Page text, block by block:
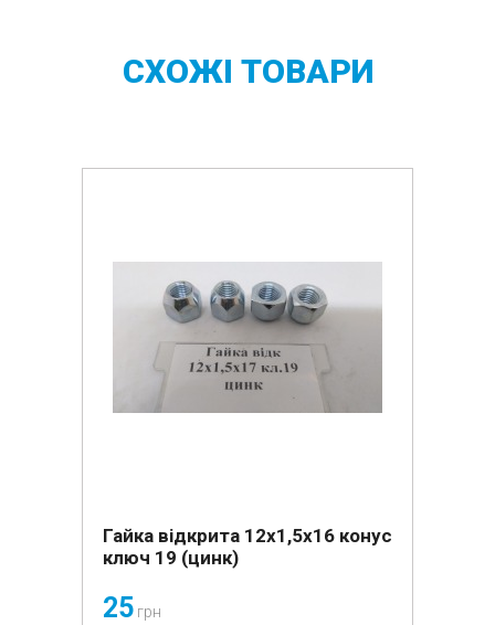
СХОЖІ ТОВАРИ
Гайка відкрита 12х1,5х16 конус
ключ 19 (цинк)
25 грн